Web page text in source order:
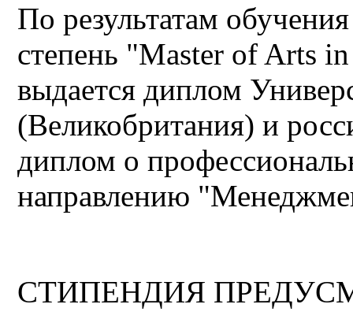
По результатам
степень "Master of Arts
выдается диплом
(Великобритания) и
диплом о
направлению
СТИПЕНДИЯ